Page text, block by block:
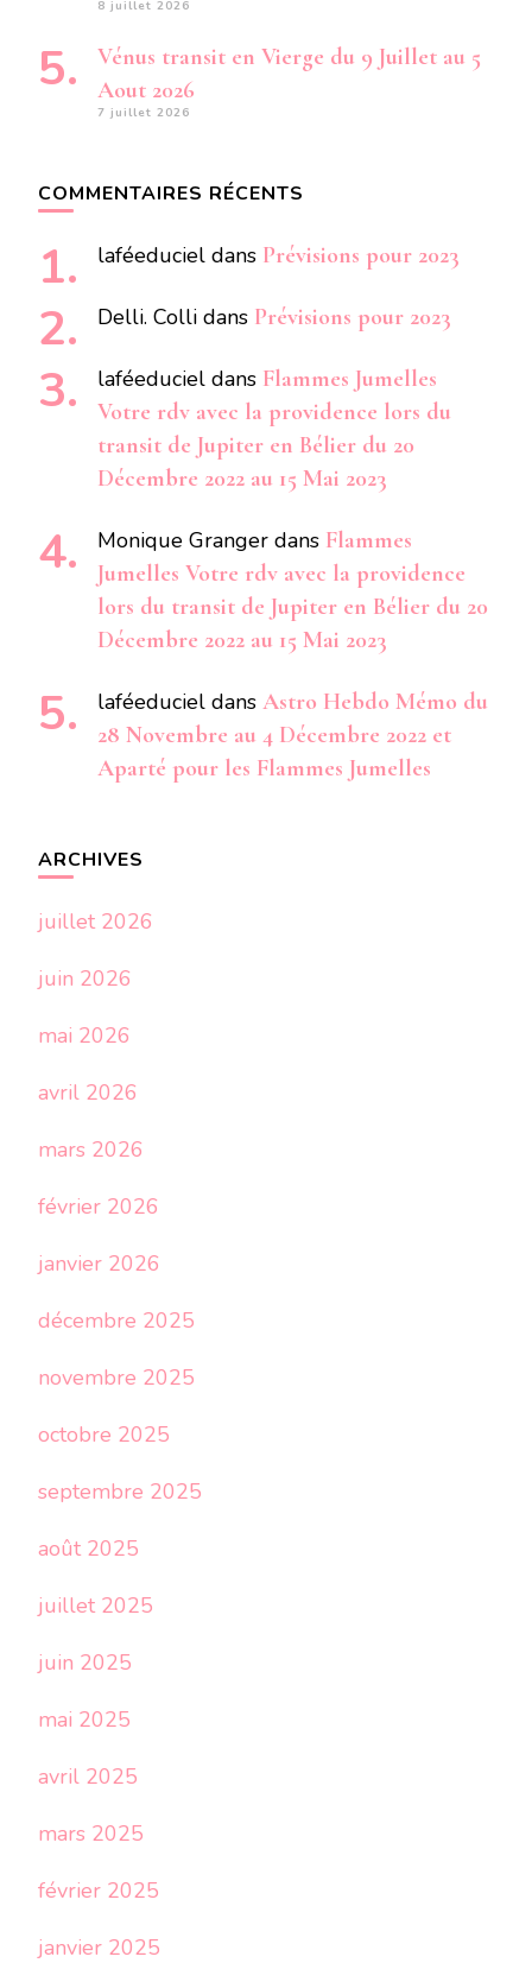
8 juillet 2026
Vénus transit en Vierge du 9 Juillet au 5
Aout 2026
7 juillet 2026
COMMENTAIRES RÉCENTS
laféeduciel dans Prévisions pour 2023
Delli. Colli dans Prévisions pour 2023
laféeduciel dans Flammes Jumelles
Votre rdv avec la providence lors du
transit de Jupiter en Bélier du 20
Décembre 2022 au 15 Mai 2023
Monique Granger dans Flammes
Jumelles Votre rdv avec la providence
lors du transit de Jupiter en Bélier du 20
Décembre 2022 au 15 Mai 2023
laféeduciel dans Astro Hebdo Mémo du
28 Novembre au 4 Décembre 2022 et
Aparté pour les Flammes Jumelles
ARCHIVES
juillet 2026
juin 2026
mai 2026
avril 2026
mars 2026
février 2026
janvier 2026
décembre 2025
novembre 2025
octobre 2025
septembre 2025
août 2025
juillet 2025
juin 2025
mai 2025
avril 2025
mars 2025
février 2025
janvier 2025